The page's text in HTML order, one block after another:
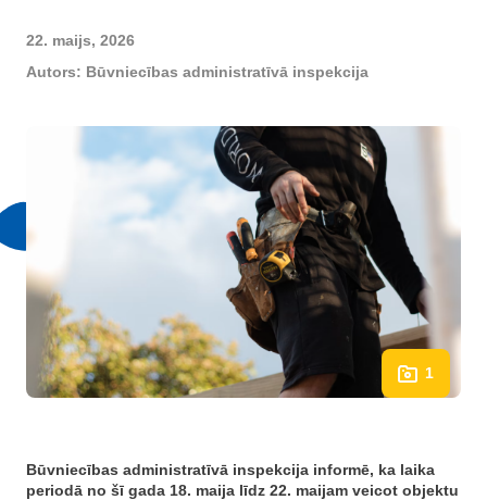
22. maijs, 2026
Autors: Būvniecības administratīvā inspekcija
1
Būvniecības administratīvā inspekcija informē, ka laika
periodā no šī gada 18. maija līdz 22. maijam veicot objektu